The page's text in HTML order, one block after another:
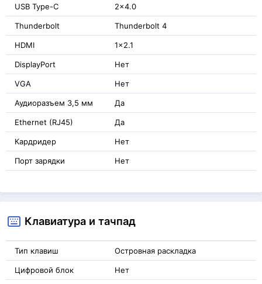
USB Type-C 2x4.0
Thunderbolt Thunderbolt 4
HDMI 1x2.1
DisplayPort Нет
VGA Нет
Аудиоразъем 3,5 мм Да
Ethernet (RJ45) Да
Кардридер Нет
Порт зарядки Нет
Клавиатура и тачпад
Тип клавиш Островная раскладка
Цифровой блок Нет